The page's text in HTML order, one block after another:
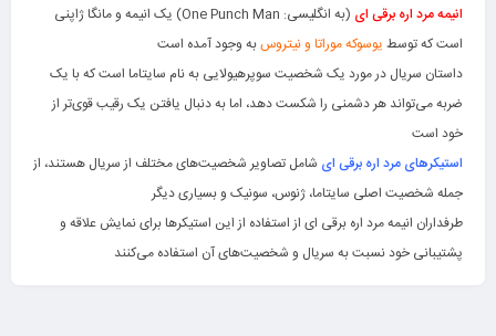
انیمه مرد اره برقی ای
(به انگلیسی: One Punch Man) یک انیمه و مانگا ژاپنی
است که توسط یوسوکه موراتا و نیتروسبه وجود آمده است
داستان سریال در مورد یک شخصیت سوپرهیولایی به نام سایتاما است که با یک
ضربه می‌تواند هر دشمنی را شکست دهد، اما به دنبال یافتن یک رقیب قوی‌تر از
خود است
استیکرهای مرد اره برقی ای شامل تصاویر شخصیت‌های مختلف از سریال هستند، از
جمله شخصیت اصلی سایتاما، ژنوس، سونیک و بسیاری دیگر
طرفداران انیمه مرد اره برقی ای از استفاده از این استیکرها برای نمایش علاقه و
پشتیبانی خود نسبت به سریال و شخصیت‌های آن استفاده می‌کنند